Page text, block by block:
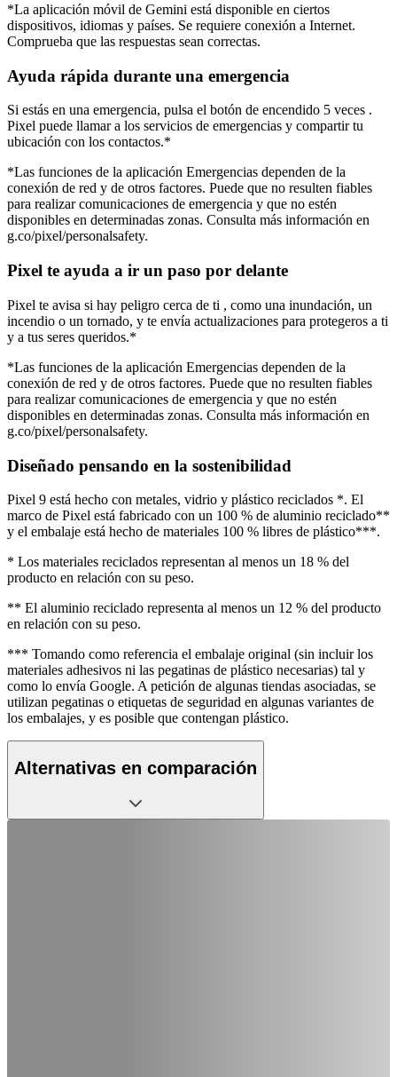
*La aplicación móvil de Gemini está disponible en ciertos
dispositivos, idiomas y países. Se requiere conexión a Internet.
Comprueba que las respuestas sean correctas.
Ayuda rápida durante una emergencia
Si estás en una emergencia, pulsa el botón de encendido 5 veces .
Pixel puede llamar a los servicios de emergencias y compartir tu
ubicación con los contactos.*
*Las funciones de la aplicación Emergencias dependen de la
conexión de red y de otros factores. Puede que no resulten fiables
para realizar comunicaciones de emergencia y que no estén
disponibles en determinadas zonas. Consulta más información en
g.co/pixel/personalsafety.
Pixel te ayuda a ir un paso por delante
Pixel te avisa si hay peligro cerca de ti , como una inundación, un
incendio o un tornado, y te envía actualizaciones para protegeros a ti
y a tus seres queridos.*
*Las funciones de la aplicación Emergencias dependen de la
conexión de red y de otros factores. Puede que no resulten fiables
para realizar comunicaciones de emergencia y que no estén
disponibles en determinadas zonas. Consulta más información en
g.co/pixel/personalsafety.
Diseñado pensando en la sostenibilidad
Pixel 9 está hecho con metales, vidrio y plástico reciclados *. El
marco de Pixel está fabricado con un 100 % de aluminio reciclado**
y el embalaje está hecho de materiales 100 % libres de plástico***.
* Los materiales reciclados representan al menos un 18 % del
producto en relación con su peso.
** El aluminio reciclado representa al menos un 12 % del producto
en relación con su peso.
*** Tomando como referencia el embalaje original (sin incluir los
materiales adhesivos ni las pegatinas de plástico necesarias) tal y
como lo envía Google. A petición de algunas tiendas asociadas, se
utilizan pegatinas o etiquetas de seguridad en algunas variantes de
los embalajes, y es posible que contengan plástico.
Alternativas en comparación